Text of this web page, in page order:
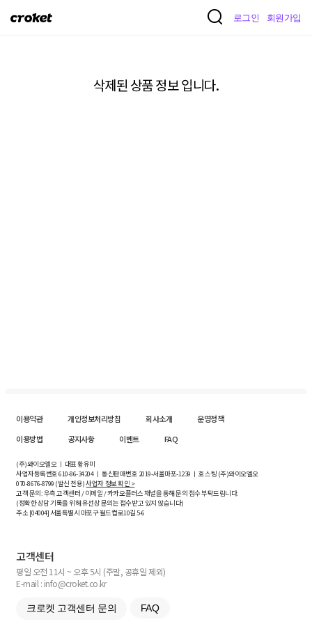
크
로그인 회원가입
삭제된 상품 정보 입니다.
이용약관 개인정보처리방침 회사소개
운영정책
이용방법
공지사항 이벤트 FAQ
(주)와이오엘오 ㅣ 대표 황유미
사업자등록번호610-86-34204ㅣ 통신판매번호 2019-서울마포-1239 ㅣ 호스팅 (주)와이오엘오
070-8676-8799 (발신 전용)사업자 정보 확인 >
고객 문의: 우측 고객센터 / 이메일 / 카카오플러스 채널을 통해 문의 접수 부탁드립니다.
(정확한 상담 기록을 위해 유선상 문의는 접수받고 있지 않습니다)
주소 [04004] 서울특별시 마포구 월드컵로10길5-6
고객센터
평일 오전 11시 ~ 오후 5시 (주말, 공휴일 제외)
E-mail : info@croket.co.kr
크로켓 고객센터 문의 FAQ